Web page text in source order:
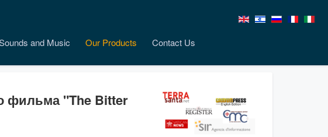
and Music Our Products Contact Us
фильма "The Bitter